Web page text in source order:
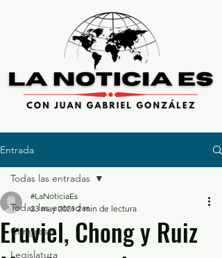
Entrada
Todas las entradas
Congreso
Legislatura
Todas las entradas
Eruviel, Chong y Ruiz
#LaNoticiaEs
23 may 2021 2 min de lectura